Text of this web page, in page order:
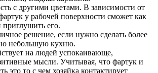
с другими цветами. В зависимости от
у рабочей поверхности сможет как
приглушить его.
решение, если нужно сделать более
небольшую кухню.
на людей успокаивающе,
мысли. Учитывая, что фартук и
это то с чем хозяйка контактирует